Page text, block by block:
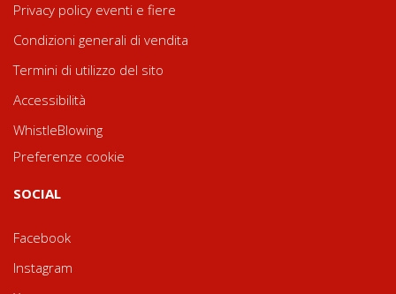
Privacy policy eventi e fiere
Condizioni generali di vendita
Termini di utilizzo del sito
Accessibilità
WhistleBlowing
Preferenze cookie
SOCIAL
Facebook
Instagram